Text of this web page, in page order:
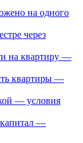
на одного
через
на квартиру —
квартиры —
— условия
—